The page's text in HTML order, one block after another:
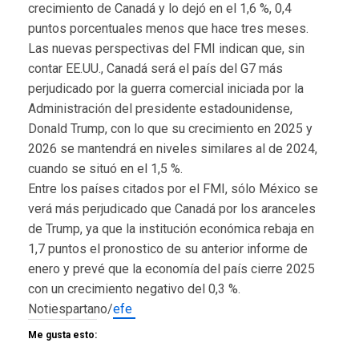
crecimiento de Canadá y lo dejó en el 1,6 %, 0,4
puntos porcentuales menos que hace tres meses.
Las nuevas perspectivas del FMI indican que, sin
contar EE.UU., Canadá será el país del G7 más
perjudicado por la guerra comercial iniciada por la
Administración del presidente estadounidense,
Donald Trump, con lo que su crecimiento en 2025 y
2026 se mantendrá en niveles similares al de 2024,
cuando se situó en el 1,5 %.
Entre los países citados por el FMI, sólo México se
verá más perjudicado que Canadá por los aranceles
de Trump, ya que la institución económica rebaja en
1,7 puntos el pronostico de su anterior informe de
enero y prevé que la economía del país cierre 2025
con un crecimiento negativo del 0,3 %.
Notiespartano/efe
Me gusta esto: